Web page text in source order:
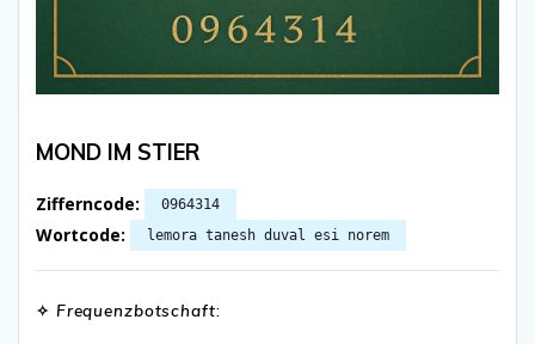
MOND IM STIER
Zifferncode: 0964314
Wortcode: lemora tanesh duval esi norem
✧ Frequenzbotschaft: